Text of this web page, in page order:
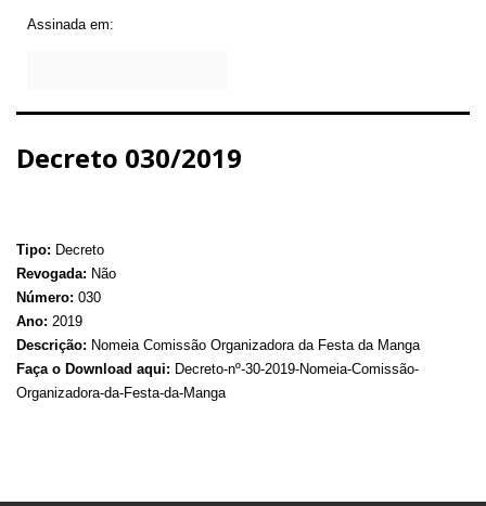
Assinada em:
Decreto 030/2019
Tipo: Decreto
Revogada: Não
Número: 030
Ano: 2019
Descrição: Nomeia Comissão Organizadora da Festa da Manga
Faça o Download aqui: Decreto-nº-30-2019-Nomeia-Comissão-
Organizadora-da-Festa-da-Manga